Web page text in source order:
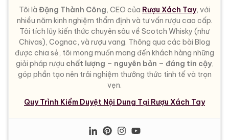
Tôi là Đặng Thành Công, CEO của Rượu Xách Tay, với
nhiều năm kinh nghiệm thẩm định và tư vấn rượu cao cấp.
Tôi tích lũy kiến thức chuyên sâu về Scotch Whisky (như
Chivas), Cognac, và rượu vang. Thông qua các bài Blog
được chia sẻ, tôi mong muốn mang đến khách hàng những
giải pháp rượu chất lượng – nguyên bản – đáng tin cậy,
góp phần tạo nên trải nghiệm thưởng thức tinh tế và trọn
vẹn.
Quy Trình Kiểm Duyệt Nội Dung Tại Rượu Xách Tay